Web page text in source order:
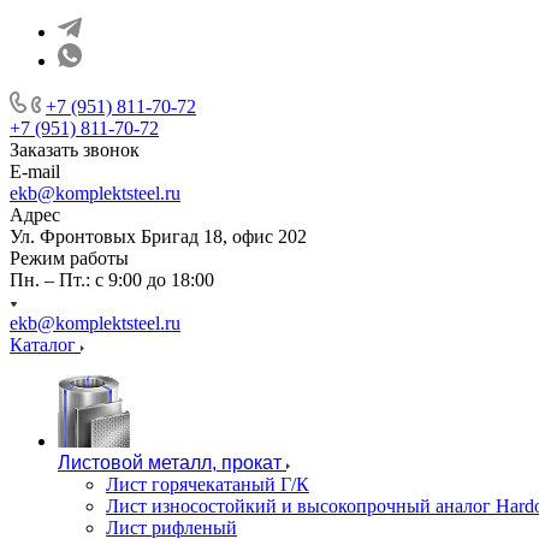
+7 (951) 811-70-72
+7 (951) 811-70-72
Заказать звонок
E-mail
ekb@komplektsteel.ru
Адрес
Ул. Фронтовых Бригад 18, офис 202
Режим работы
Пн. – Пт.: с 9:00 до 18:00
ekb@komplektsteel.ru
Каталог
Листовой металл, прокат
Лист горячекатаный Г/К
Лист износостойкий и высокопрочный аналог
Лист рифленый